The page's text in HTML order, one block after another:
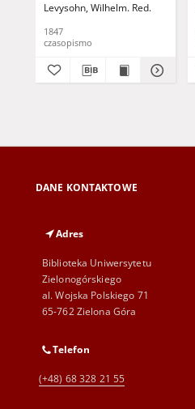
Levysohn, Wilhelm. Red.
1847
czasopismo
DANE KONTAKTOWE
Adres
Biblioteka Uniwersytetu
Zielonogórskiego
al. Wojska Polskiego 71
65-762 Zielona Góra
Telefon
(+48) 68 328 21 55